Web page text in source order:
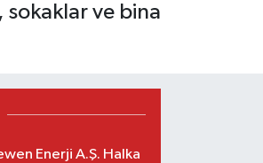
ve bina
Enerji A.Ş. Halka